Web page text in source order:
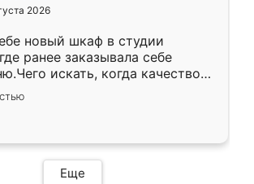
2026
новый шкаф в студии
ранее заказывала себе
искать, когда качеством
Служит кухня уже почти
нет.
Еще